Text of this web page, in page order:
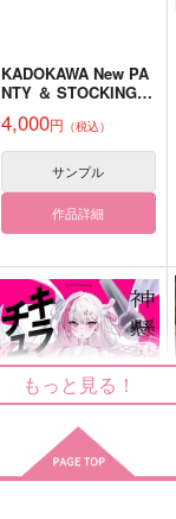
Seven Night with yo
u
二階建て
（税込）
スカリー×男監督生
KADOKAWA New PA
NTY ＆ STOCKING w
シャツ 和装ver.
4,000円 （税込）
サンプル
作品詳細
もっと見る！